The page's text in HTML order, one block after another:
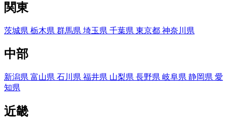
関東
茨城県 栃木県 群馬県 埼玉県 千葉県 東京都 神奈川県
中部
新潟県 富山県 石川県 福井県 山梨県 長野県 岐阜県 静岡県 愛
知県
近畿